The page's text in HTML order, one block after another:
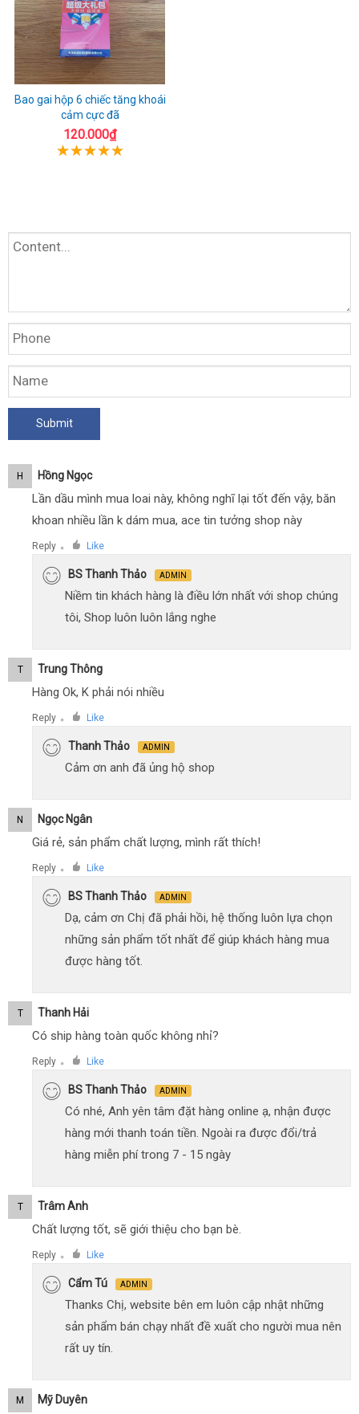
Bao gai hộp 6 chiếc tăng khoái
cảm cực đã
120.000₫
H Hồng Ngọc
Lần dầu mình mua loai này, không nghĩ lại tốt đến vậy, băn
khoan nhiều lần k dám mua, ace tin tưởng shop này
Reply ● Like
BS Thanh Thảo ADMIN
Niềm tin khách hàng là điều lớn nhất với shop chúng
tôi, Shop luôn luôn lắng nghe
T Trung Thông
Hàng Ok, K phải nói nhiều
Reply ● Like
Thanh Thảo ADMIN
Cảm ơn anh đã ủng hộ shop
N Ngọc Ngân
Giá rẻ, sản phẩm chất lượng, mình rất thích!
Reply ● Like
BS Thanh Thảo ADMIN
Dạ, cảm ơn Chị đã phải hồi, hệ thống luôn lựa chọn
những sản phẩm tốt nhất để giúp khách hàng mua
được hàng tốt.
T Thanh Hải
Có ship hàng toàn quốc không nhỉ?
Reply ● Like
BS Thanh Thảo ADMIN
Có nhé, Anh yên tâm đặt hàng online ạ, nhận được
hàng mới thanh toán tiền. Ngoài ra được đổi/trả
hàng miễn phí trong 7 - 15 ngày
T Trâm Anh
Chất lượng tốt, sẽ giới thiệu cho bạn bè.
Reply ● Like
Cẩm Tú ADMIN
Thanks Chị, website bên em luôn cập nhật những
sản phẩm bán chạy nhất đề xuất cho người mua nên
rất uy tín.
M Mỹ Duyên